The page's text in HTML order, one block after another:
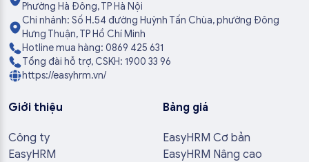
Phường Hà Đông, TP Hà Nội
Chi nhánh: Số H.54 đường Huỳnh Tấn Chùa, phường Đông
Hưng Thuận, TP Hồ Chí Minh
Hotline mua hàng: 0869 425 631
Tổng đài hỗ trợ, CSKH: 1900 33 96
https://easyhrm.vn/
Giới thiệu
Công ty
EasyHRM
Bảng giá
EasyHRM Cơ bản
EasyHRM Nâng cao